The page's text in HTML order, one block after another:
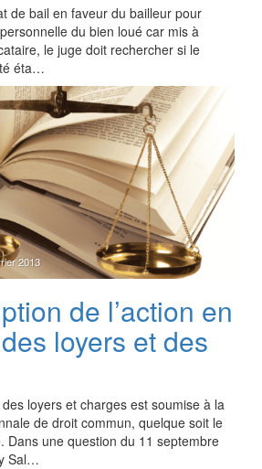
de bail en faveur du bailleur pour
du bien loué car mis à
le juge doit rechercher si le
éta…
2013
de l’action en
loyers et des
des loyers et charges est soumise à la
de droit commun, quelque soit le
Dans une question du 11 septembre
Sal…